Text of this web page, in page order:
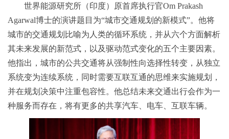
世界能源研究所（印度）原首席执行官Om Prakash
Agarwal博士的演讲题目为“城市交通规划的新模式”。他将
城市的交通规划比喻为人类的循环系统，并从六个方面解析
其未来发展的新范式，以及驱动范式变化的五个主要因素。
他指出，城市的公共交通将从强制性向选择性转变，从独立
系统变为连续系统，同时需要互联互通的思维来实施规划，
并在规划决策中注重包容性。他总结未来交通出行会作为一
种服务而存在，将有更多的共享汽车、电车、互联车辆。